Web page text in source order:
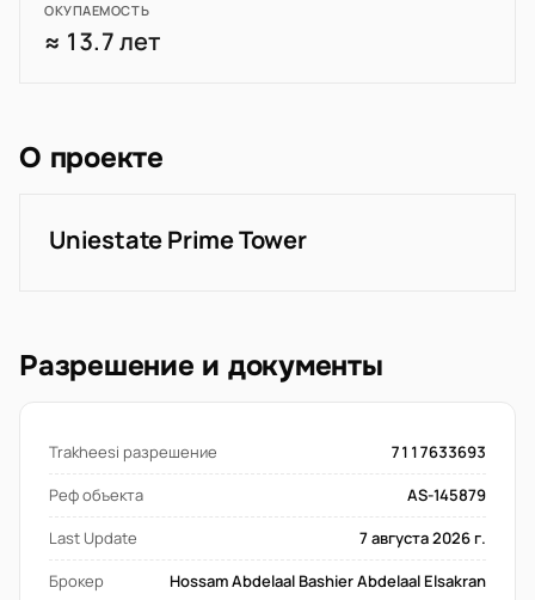
ОКУПАЕМОСТЬ
≈ 13.7 лет
О проекте
Uniestate Prime Tower
Разрешение и документы
Trakheesi разрешение
7117633693
Реф объекта
AS-145879
Last Update
7 августа 2026 г.
Брокер
Hossam Abdelaal Bashier Abdelaal Elsakran